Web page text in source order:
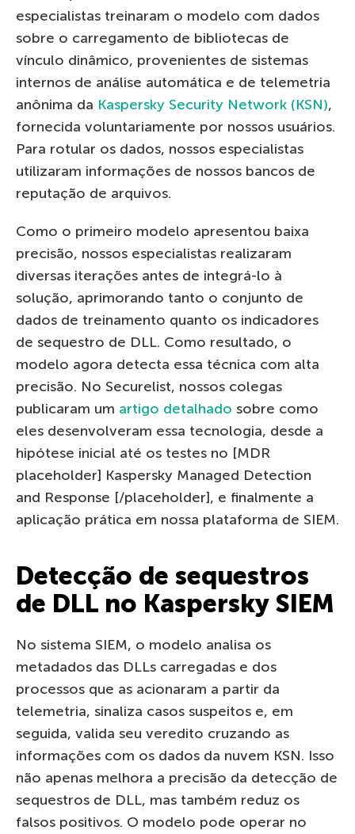
especialistas treinaram o modelo com dados
sobre o carregamento de bibliotecas de
vínculo dinâmico, provenientes de sistemas
internos de análise automática e de telemetria
anônima da Kaspersky Security Network (KSN),
fornecida voluntariamente por nossos usuários.
Para rotular os dados, nossos especialistas
utilizaram informações de nossos bancos de
reputação de arquivos.
Como o primeiro modelo apresentou baixa
precisão, nossos especialistas realizaram
diversas iterações antes de integrá-lo à
solução, aprimorando tanto o conjunto de
dados de treinamento quanto os indicadores
de sequestro de DLL. Como resultado, o
modelo agora detecta essa técnica com alta
precisão. No Securelist, nossos colegas
publicaram um artigo detalhado sobre como
eles desenvolveram essa tecnologia, desde a
hipótese inicial até os testes no [MDR
placeholder] Kaspersky Managed Detection
and Response [/placeholder], e finalmente a
aplicação prática em nossa plataforma de SIEM.
Detecção de sequestros
de DLL no Kaspersky SIEM
No sistema SIEM, o modelo analisa os
metadados das DLLs carregadas e dos
processos que as acionaram a partir da
telemetria, sinaliza casos suspeitos e, em
seguida, valida seu veredito cruzando as
informações com os dados da nuvem KSN. Isso
não apenas melhora a precisão da detecção de
sequestros de DLL, mas também reduz os
falsos positivos. O modelo pode operar no